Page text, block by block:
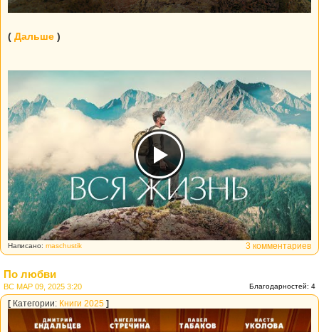
( Дальше )
3 комментариев
Написано: maschustik
По любви
Благодарностей: 4
ВС МАР 09, 2025 3:20
[ Категории: Книги 2025 ]